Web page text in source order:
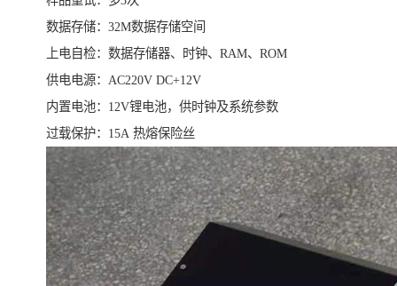
数据存储：32M数据存储空间
上电自检：数据存储器、时钟、RAM、ROM
供电电源：AC220V DC+12V
内置电池：12V锂电池，供时钟及系统参数
过载保护：15A 热熔保险丝